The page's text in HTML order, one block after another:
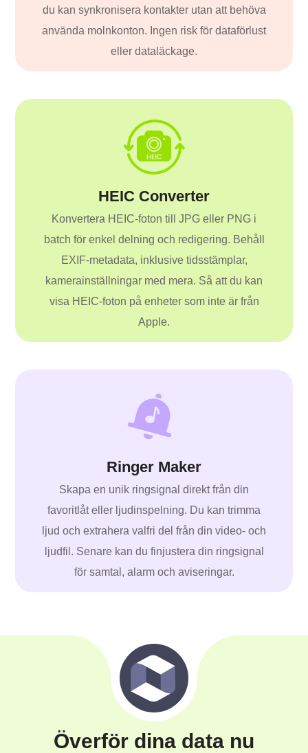
du kan synkronisera kontakter utan att behöva
använda molnkonton. Ingen risk för dataförlust
eller dataläckage.
HEIC Converter
Konvertera HEIC-foton till JPG eller PNG i
batch för enkel delning och redigering. Behåll
EXIF-metadata, inklusive tidsstämplar,
kamerainställningar med mera. Så att du kan
visa HEIC-foton på enheter som inte är från
Apple.
Ringer Maker
Skapa en unik ringsignal direkt från din
favoritlåt eller ljudinspelning. Du kan trimma
ljud och extrahera valfri del från din video- och
ljudfil. Senare kan du finjustera din ringsignal
för samtal, alarm och aviseringar.
Överför dina data nu